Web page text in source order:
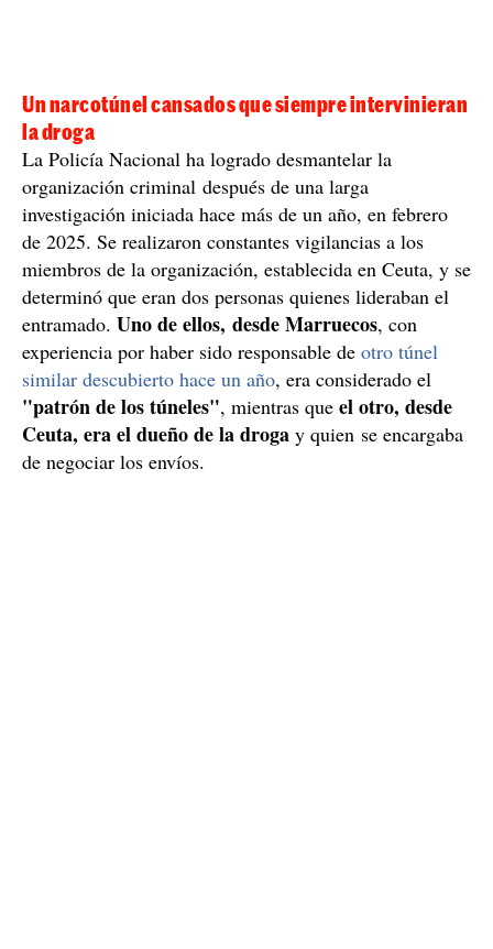
Un narcotúnel cansados que siempre intervinieran
la droga
La Policía Nacional ha logrado desmantelar la
organización criminal después de una larga
investigación iniciada hace más de un año, en febrero
de 2025. Se realizaron constantes vigilancias a los
miembros de la organización, establecida en Ceuta, y se
determinó que eran dos personas quienes lideraban el
entramado. Uno de ellos, desde Marruecos, con
experiencia por haber sido responsable de otro túnel
similar descubierto hace un año, era considerado el
"patrón de los túneles", mientras que el otro, desde
Ceuta, era el dueño de la droga y quien se encargaba
de negociar los envíos.